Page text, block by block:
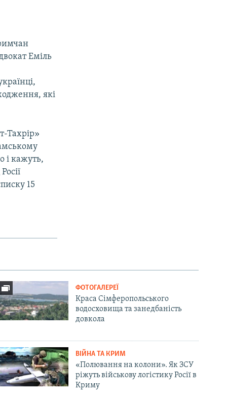
Еміль
які
Тахрір»
і кажуть,
15
ФОТОГАЛЕРЕЇ
Краса Сімферопольського
водосховища та занедбаність
довкола
ВІЙНА ТА КРИМ
«Полювання на колони». Як ЗСУ
ріжуть військову логістику Росії в
Криму